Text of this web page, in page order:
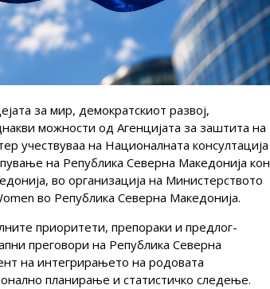
за мир, демократскиот развој,
можности од Агенцијата за заштита на
учествуваа на Националната консултација
на Република Северна Македонија кон
во организација на Министерството
во Република Северна Македонија.
приоритети, препораки и предлог-
преговори на Република Северна
на интегрирањето на родовата
планирање и статистичко следење.